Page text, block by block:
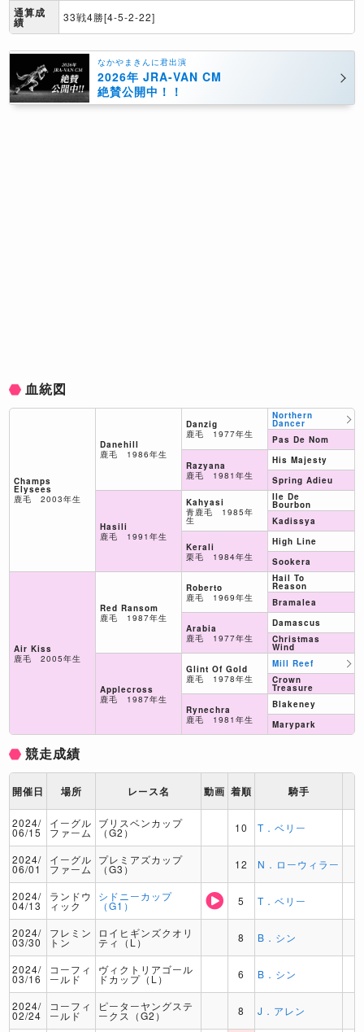
通算成
績 33戦4勝[4-5-2-22]
なかやまきんに君出演
2026年 JRA-VAN CM
絶賛公開中！！
血統図
Champs
Elysees
鹿毛 2003年生
Air Kiss
鹿毛 2005年生
Danehill
鹿毛 1986年生
Hasili
鹿毛 1991年生
Red Ransom
鹿毛 1987年生
Applecross
鹿毛 1987年生
Danzig
鹿毛 1977年生
Razyana
鹿毛 1981年生
Kahyasi
青鹿毛 1985年
生
Kerali
栗毛 1984年生
Roberto
鹿毛 1969年生
Arabia
鹿毛 1977年生
Glint Of Gold
鹿毛 1978年生
Rynechra
鹿毛 1981年生
Northern
Dancer
Pas De Nom
His Majesty
Spring Adieu
Ile De
Bourbon
Kadissya
High Line
Sookera
Hail To
Reason
Bramalea
Damascus
Christmas
Wind
Mill Reef
Crown
Treasure
Blakeney
Marypark
競走成績
開催日 場所 レース名 動画 着順 騎手
2024/
06/15
イーグル
ファーム
ブリスベンカップ
（G2） 10 T．ベリー
2024/
06/01
イーグル
ファーム
プレミアズカップ
（G3） 12 N．ローウィラー
2024/
04/13
ランドウ
ィック
シドニーカップ
（G1） 5 T．ベリー
2024/
03/30
フレミン
トン
ロイヒギンズクオリ
ティ（L） 8 B．シン
2024/
03/16
コーフィ
ールド
ヴィクトリアゴール
ドカップ（L） 6 B．シン
2024/
02/24
コーフィ
ールド
ピーターヤングステ
ークス（G2） 8 J．アレン